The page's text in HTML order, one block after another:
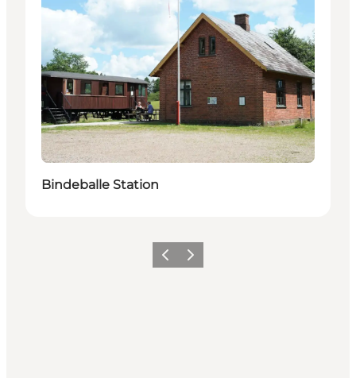
Bindeballe Station
ForrigeNæste